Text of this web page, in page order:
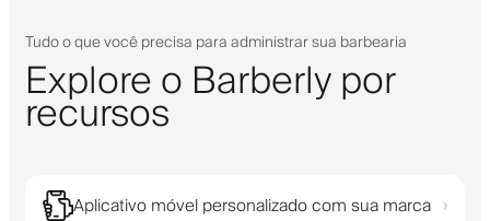
Tudo o que você precisa para administrar sua barbearia
Explore o Barberly por
recursos
Aplicativo móvel personalizado com sua marca ›